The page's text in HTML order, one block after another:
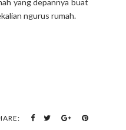
yang depannya buat
ngurus rumah.